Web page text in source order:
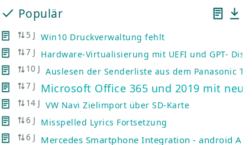
Populär
5 J Win10 Druckverwaltung fehlt
7 J Hardware-Virtualisierung mit UEFI und GPT-
10 J Auslesen der Senderliste aus dem Panasonic TV
7 J Microsoft Office 365 und 2019 mit
14 J VW Navi Zielimport über SD-Karte
6 J Misspelled Lyrics Fortsetzung
6 J Mercedes Smartphone Integration - android